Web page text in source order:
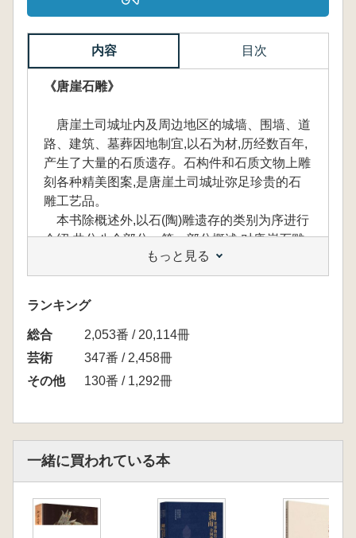
内容 目次
《唐崖石雕》
唐崖土司城址内及周边地区的城墙、围墙、道
路、建筑、墓葬因地制宜,以石为材,历经数百年,
产生了大量的石质遗存。石构件和石质文物上雕
刻各种精美图案,是唐崖土司城址弥足珍贵的石
雕工艺品。
本书除概述外,以石(陶)雕遗存的类别为序进行
介绍,共分八个部分。第一部分概述,对唐崖石雕
的分类、工艺特征、主要装饰题材做了简要论
述。第二至四部分,分别介绍了牌坊、张王庙、
墓葬的石雕遗存。第五至七部分,重点介绍衙署
区及城址内发掘出土或采集的各种可移动石雕文
物,包括建筑构件、石雕造型工艺品、容器等。
第八部分,单独介绍了城址出土的陶质雕刻。
唐崖土司城址的石雕工艺品不仅数量众多、类
型丰富,而且雕工精湛、造型生动,是承载与表现
遗产的传承利用提供了弥足珍贵的资料。
唐崖土司城址およびその周辺地域の城壁・囲
もっと見る
ランキング
総合
2,053番 / 20,114冊
芸術
347番 / 2,458冊
その他
130番 / 1,292冊
一緒に買われている本